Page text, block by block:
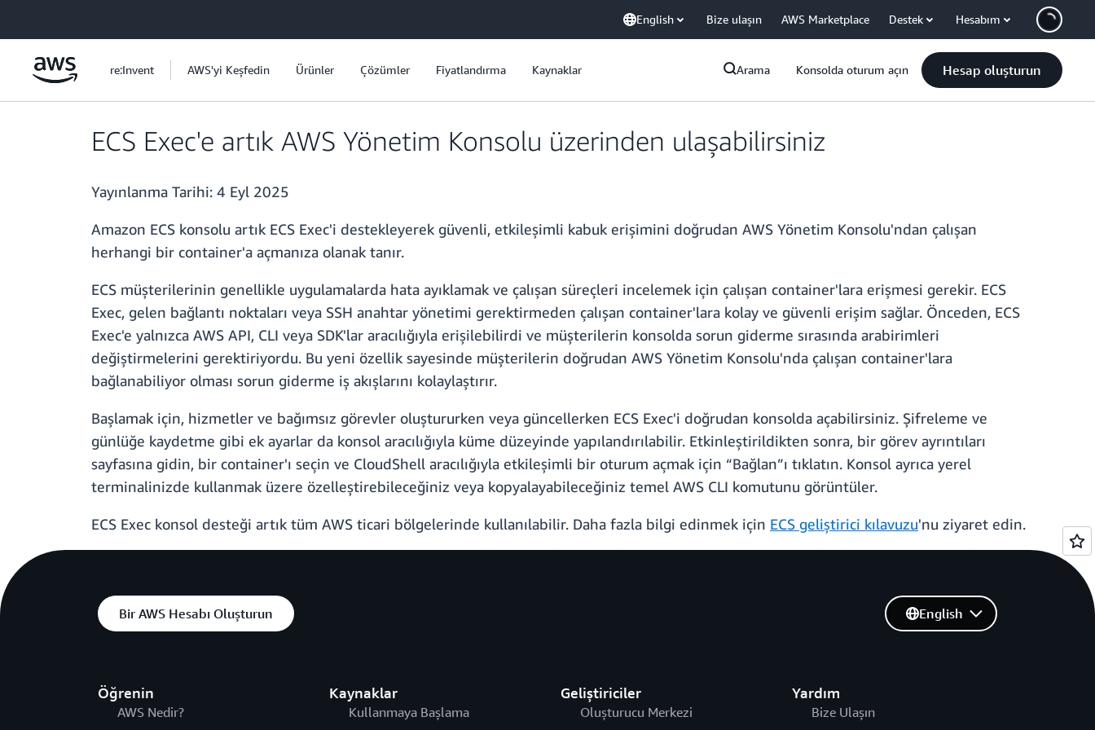
English Bize ulaşın AWS Marketplace Destek Hesabım
re:Invent AWS'yi Keşfedin Ürünler Çözümler Fiyatlandırma Kaynaklar Arama Konsolda oturum açın Hesap oluşturun
ECS Exec'e artık AWS Yönetim Konsolu üzerinden ulaşabilirsiniz
Yayınlanma Tarihi: 4 Eyl 2025
Amazon ECS konsolu artık ECS Exec'i destekleyerek güvenli, etkileşimli kabuk erişimini doğrudan AWS Yönetim Konsolu'ndan çalışan
herhangi bir container'a açmanıza olanak tanır.
ECS müşterilerinin genellikle uygulamalarda hata ayıklamak ve çalışan süreçleri incelemek için çalışan container'lara erişmesi gerekir. ECS
Exec, gelen bağlantı noktaları veya SSH anahtar yönetimi gerektirmeden çalışan container'lara kolay ve güvenli erişim sağlar. Önceden, ECS
Exec'e yalnızca AWS API, CLI veya SDK'lar aracılığıyla erişilebilirdi ve müşterilerin konsolda sorun giderme sırasında arabirimleri
değiştirmelerini gerektiriyordu. Bu yeni özellik sayesinde müşterilerin doğrudan AWS Yönetim Konsolu'nda çalışan container'lara
bağlanabiliyor olması sorun giderme iş akışlarını kolaylaştırır.
Başlamak için, hizmetler ve bağımsız görevler oluştururken veya güncellerken ECS Exec'i doğrudan konsolda açabilirsiniz. Şifreleme ve
günlüğe kaydetme gibi ek ayarlar da konsol aracılığıyla küme düzeyinde yapılandırılabilir. Etkinleştirildikten sonra, bir görev ayrıntıları
sayfasına gidin, bir container'ı seçin ve CloudShell aracılığıyla etkileşimli bir oturum açmak için “Bağlan”ı tıklatın. Konsol ayrıca yerel
terminalinizde kullanmak üzere özelleştirebileceğiniz veya kopyalayabileceğiniz temel AWS CLI komutunu görüntüler.
ECS Exec konsol desteği artık tüm AWS ticari bölgelerinde kullanılabilir. Daha fazla bilgi edinmek için ECS geliştirici kılavuzu'nu ziyaret edin.
Bir AWS Hesabı Oluşturun
Öğrenin
AWS Nedir?
Kaynaklar
Kullanmaya Başlama
Geliştiriciler
Oluşturucu Merkezi
Yardım
Bize Ulaşın
English